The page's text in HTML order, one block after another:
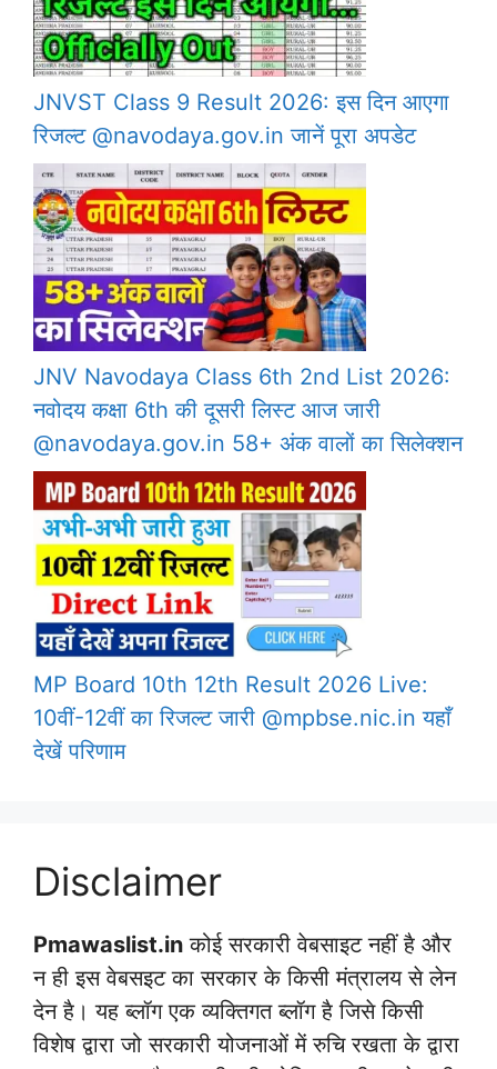
JNVST Class 9 Result 2026: इस दिन आएगा
रिजल्ट @navodaya.gov.in जानें पूरा अपडेट
JNV Navodaya Class 6th 2nd List 2026:
नवोदय कक्षा 6th की दूसरी लिस्ट आज जारी
@navodaya.gov.in 58+ अंक वालों का सिलेक्शन
MP Board 10th 12th Result 2026 Live:
10वीं-12वीं का रिजल्ट जारी @mpbse.nic.in यहाँ
देखें परिणाम
Disclaimer
Pmawaslist.in कोई सरकारी वेबसाइट नहीं है और
न ही इस वेबसइट का सरकार के किसी मंत्रालय से लेन
देन है। यह ब्लॉग एक व्यक्तिगत ब्लॉग है जिसे किसी
विशेष द्वारा जो सरकारी योजनाओं में रुचि रखता के द्वारा